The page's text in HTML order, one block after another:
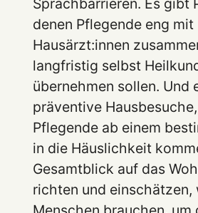
Sprachbarrieren. Es gibt
denen Pflegende eng mit
Hausärzt:innen
langfristig selbst
übernehmen sollen. Und
präventive
Pflegende ab einem
in die Häuslichkeit
Gesamtblick auf das
richten und einschätzen,